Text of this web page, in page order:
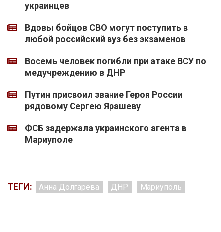
украинцев
Вдовы бойцов СВО могут поступить в
любой российский вуз без экзаменов
Восемь человек погибли при атаке ВСУ по
медучреждению в ДНР
Путин присвоил звание Героя России
рядовому Сергею Ярашеву
ФСБ задержала украинского агента в
Мариуполе
ТЕГИ: Анна Долгарева ДНР Мариуполь